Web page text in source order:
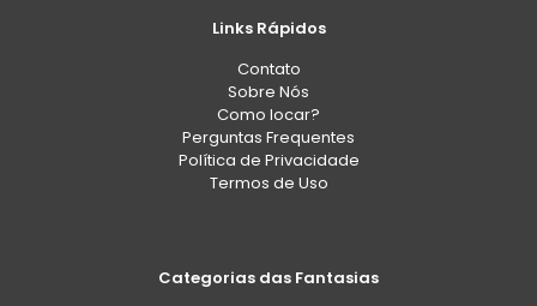
Links Rápidos
Contato
Sobre Nós
Como locar?
Perguntas Frequentes
Política de Privacidade
Termos de Uso
Categorias das Fantasias